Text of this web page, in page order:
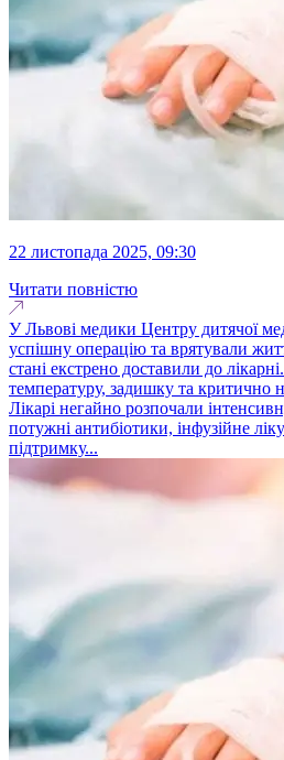
22 листопада 2025, 09:30
Читати повністю
У Львові медики Центру дитячої
успішну операцію та врятували
стані екстрено доставили до
температуру, задишку та критично
Лікарі негайно розпочали
потужні антибіотики, інфузійне
підтримку...